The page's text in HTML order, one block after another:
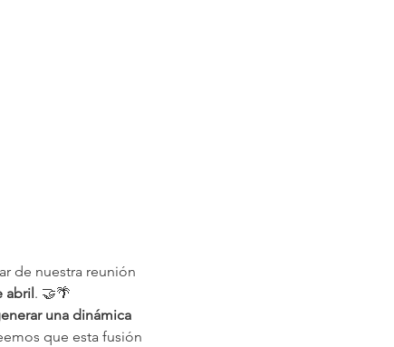
de nuestra reunión
abril. 🤝🌴
una dinámica
que esta fusión